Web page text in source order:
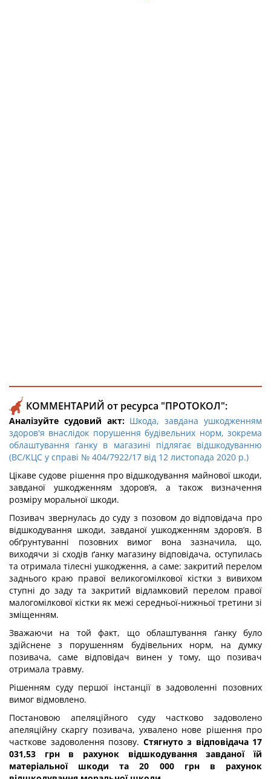
КОММЕНТАРИЙ от ресурса "ПРОТОКОЛ":
Аналізуйте судовий акт: Шкода, завдана ушкодженням
здоров'я внаслідок порушення будівельних норм, зокрема
облаштування ґанку в магазині підлягає відшкодуванню
(ВС/КЦС у справі № 404/7922/17 від 12 листопада 2020 р.)
Цікаве судове рішення про відшкодування майнової шкоди,
завданої ушкодженням здоров’я, а також визначення
розміру моральної шкоди.
Позивач звернулась до суду з позовом до відповідача про
відшкодування шкоди, завданої ушкодженням здоров’я. В
обґрунтуванні позовних вимог вона зазначила, що,
виходячи зі сходів ґанку магазину відповідача, оступилась
та отримала тілесні ушкодження, а саме: закритий перелом
заднього краю правої великогомілкової кістки з вивихом
ступні до заду та закритий відламковий перелом правої
малогомілкової кістки як межі середньої-нижньої третини зі
зміщенням.
Зважаючи на той факт, що облаштування ґанку було
здійснене з порушенням будівельних норм, на думку
позивача, саме відповідач винен у тому, що позивач
отримала травму.
Рішенням суду першої інстанції в задоволенні позовних
вимог відмовлено.
Постановою апеляційного суду частково задоволено
апеляційну скаргу позивача, ухвалено нове рішення про
часткове задоволення позову. Стягнуто з відповідача 17
031,53 грн в рахунок відшкодування завданої їй
матеріальної шкоди та 20 000 грн в рахунок